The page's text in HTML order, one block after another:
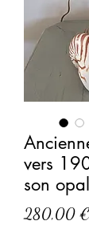
vers
son
280,00 €